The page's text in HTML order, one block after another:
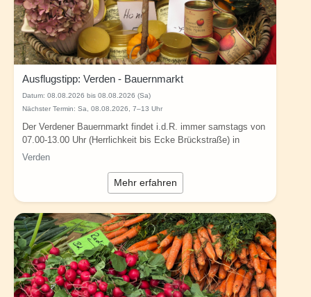
Ausflugstipp: Verden - Bauernmarkt
Datum: 08.08.2026 bis 08.08.2026 (Sa)
Nächster Termin: Sa, 08.08.2026, 7–13 Uhr
Der Verdener Bauernmarkt findet i.d.R. immer samstags von
07.00-13.00 Uhr (Herrlichkeit bis Ecke Brückstraße) in
Verden statt (alle Angaben ohne...
Verden
Mehr erfahren